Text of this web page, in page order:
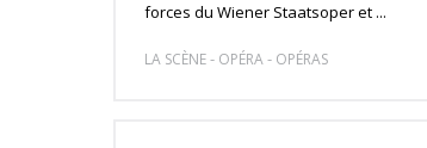
forces du Wiener Staatsoper et ...
LA SCÈNE- OPÉRA- OPÉRAS